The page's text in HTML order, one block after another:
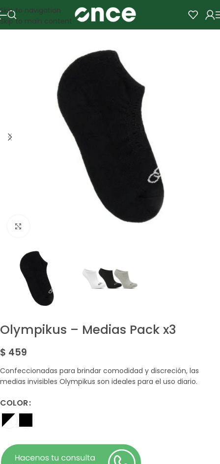
Skip to navigation
Skip to main content
Olympikus – Medias Pack x3
$ 459
Confeccionadas para brindar comodidad y discreción, las
medias invisibles Olympikus son ideales para el uso diario.
COLOR